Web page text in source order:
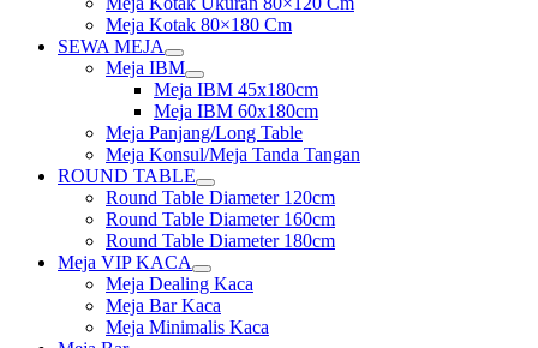
menu
Meja Kotak 80×180 Cm
SEWA MEJA
Show
sub
menu
Meja IBM
Show
sub
menu
Meja IBM 45x180cm
Meja IBM 60x180cm
Meja Panjang/Long Table
Meja Konsul/Meja Tanda Tangan
ROUND TABLE
Show
sub
menu
Round Table Diameter 120cm
Round Table Diameter 160cm
Round Table Diameter 180cm
Meja VIP KACA
Show
sub
menu
Meja Dealing Kaca
Meja Bar Kaca
Meja Minimalis Kaca